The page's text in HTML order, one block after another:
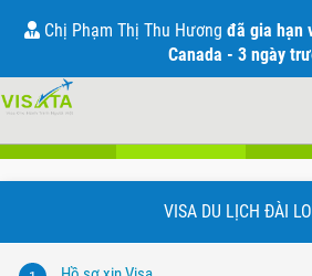
Visa đi Đài Loan
Visa
VISA DU LỊCH ĐÀI
Chị Phạm Thị Thu Hương đã gia hạn
Canada - 3 ngày